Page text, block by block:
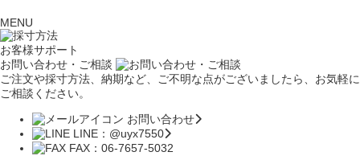
MENU
お客様サポート
お問い合わせ・ご相談
ご注文や採寸方法、納期など、ご不明な点がございましたら、お気軽に
ご相談ください。
お問い合わせ
LINE：@uyx7550
FAX：06-7657-5032